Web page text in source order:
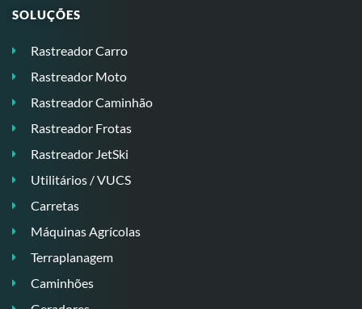
SOLUÇÕES
Rastreador Carro
Rastreador Moto
Rastreador Caminhão
Rastreador Frotas
Rastreador JetSki
Utilitários / VUCS
Carretas
Máquinas Agrícolas
Terraplanagem
Caminhões